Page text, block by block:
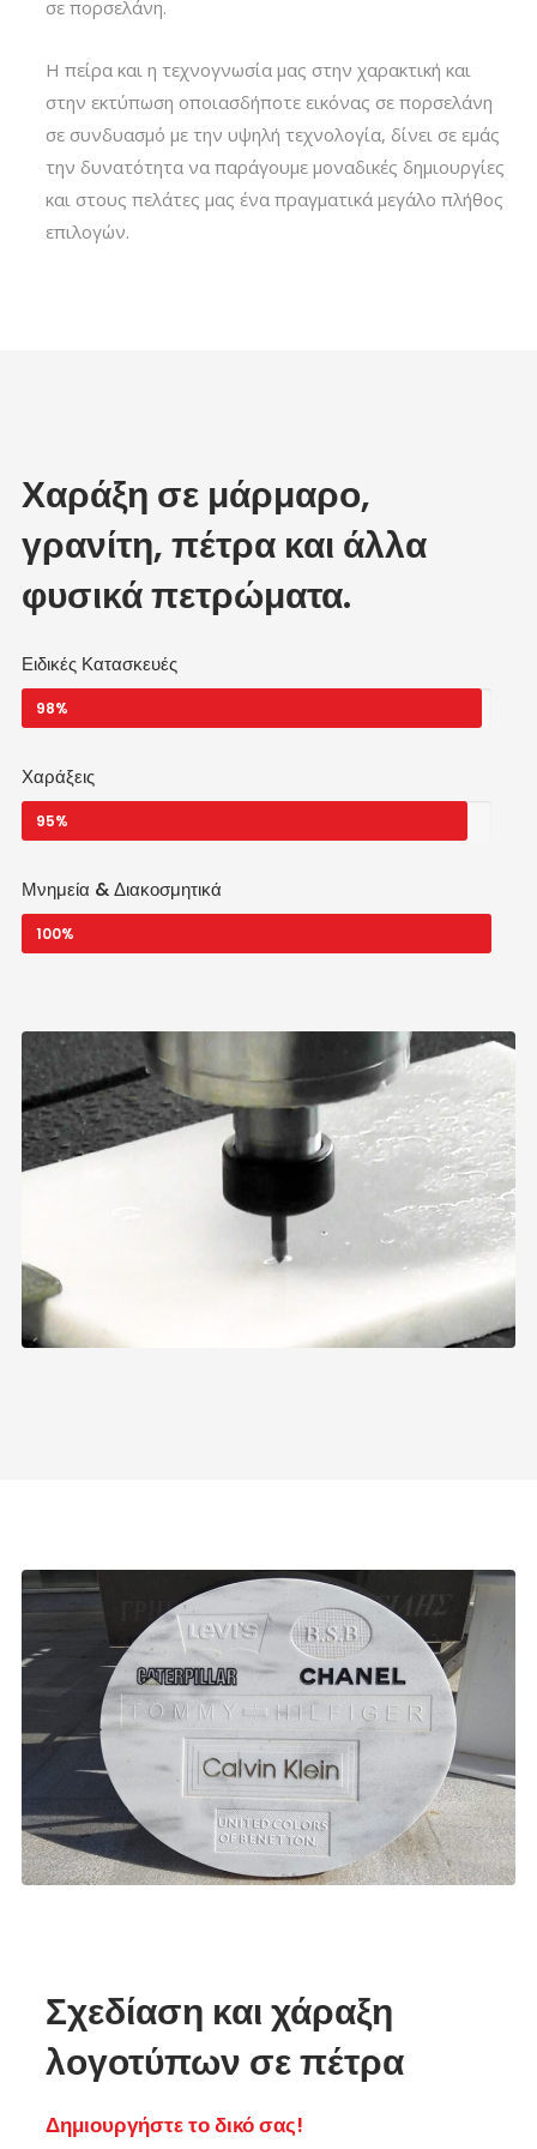
σε πορσελάνη.
Η πείρα και η τεχνογνωσία μας στην χαρακτική και
στην εκτύπωση οποιασδήποτε εικόνας σε πορσελάνη
σε συνδυασμό με την υψηλή τεχνολογία, δίνει σε εμάς
την δυνατότητα να παράγουμε μοναδικές δημιουργίες
και στους πελάτες μας ένα πραγματικά μεγάλο πλήθος
επιλογών.
Χαράξη σε μάρμαρο,
γρανίτη, πέτρα και άλλα
φυσικά πετρώματα.
Ειδικές Κατασκευές
98%
Χαράξεις
95%
Μνημεία & Διακοσμητικά
100%
Σχεδίαση και χάραξη
λογοτύπων σε πέτρα
Δημιουργήστε το δικό σας!